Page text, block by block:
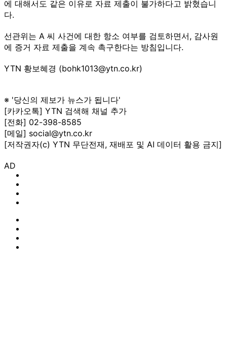
에 대해서도 같은 이유로 자료 제출이 불가하다고 밝혔습니
다.
선관위는 A 씨 사건에 대한 항소 여부를 검토하면서, 감사원
에 증거 자료 제출을 계속 촉구한다는 방침입니다.
YTN 황보혜경 (bohk1013@ytn.co.kr)
※ '당신의 제보가 뉴스가 됩니다'
[카카오톡] YTN 검색해 채널 추가
[전화] 02-398-8585
[메일] social@ytn.co.kr
[저작권자(c) YTN 무단전재, 재배포 및 AI 데이터 활용 금지]
AD